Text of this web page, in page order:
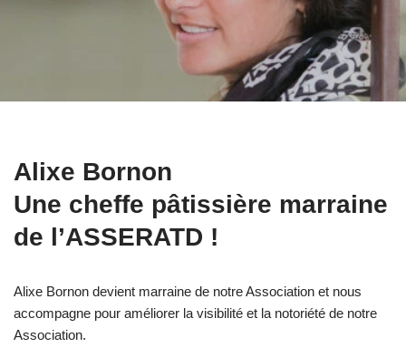
Alixe Bornon
Une cheffe pâtissière marraine
de l’ASSERATD !
Alixe Bornon devient marraine de notre Association et nous
accompagne pour améliorer la visibilité et la notoriété de notre
Association.